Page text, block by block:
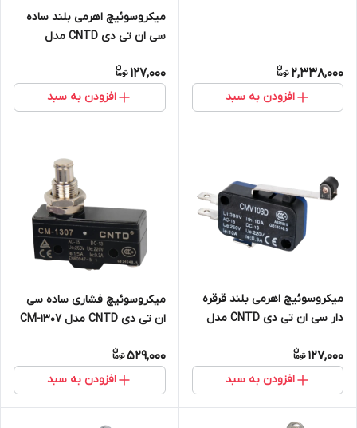
2,338,000
افزودن به سبد
میکروسوئیچ اهرمی بلند ساده
سی ان تی دی CNTD مدل
127,000
افزودن به سبد
میکروسوئیچ اهرمی بلند قرقره
دار سی ان تی دی CNTD مدل
127,000
افزودن به سبد
میکروسوئیچ فشاری ساده سی
ان تی دی CNTD مدل CM-1307
529,000
افزودن به سبد